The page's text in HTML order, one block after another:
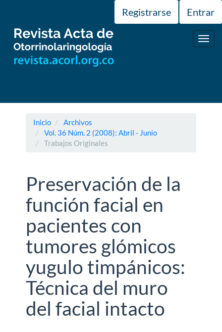
principal
Barra
lateral
Registrarse Entrar
Inicio
Archivos
Vol. 36 Núm. 2 (2008): Abril - Junio
Trabajos Originales
Preservación de la
función facial en
pacientes con
tumores glómicos
yugulo timpánicos:
Técnica del muro
del facial intacto